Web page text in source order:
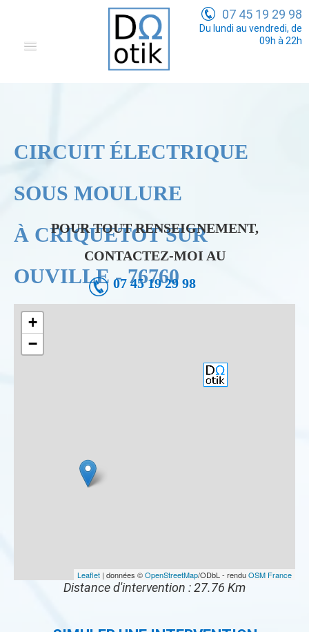
Communication
07 45 19 29 98
Du lundi au vendredi, de
09h à 22h
CIRCUIT ÉLECTRIQUE
SOUS MOULURE
À CRIQUETOT SUR
OUVILLE - 76760
POUR TOUT RENSEIGNEMENT,
CONTACTEZ-MOI AU
07 45 19 29 98
+
−
Leaflet | données ©OpenStreetMap/ODbL - renduOSM France
Distance d'intervention : 27.76 Km